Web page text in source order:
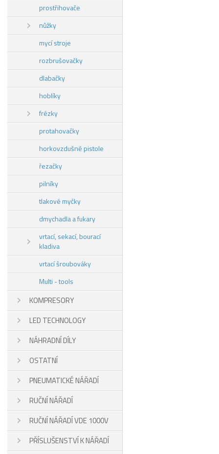
prostřihovače
nůžky
mycí stroje
rozbrušovačky
dlabačky
hoblíky
frézky
protahovačky
horkovzdušné pistole
řezačky
pilníky
tlakové myčky
dmychadla a fukary
vrtací, sekací, bourací
kladiva
vrtací šroubováky
Multi - tools
KOMPRESORY
LED TECHNOLOGY
NÁHRADNÍ DÍLY
OSTATNÍ
PNEUMATICKÉ NÁŘADÍ
RUČNÍ NÁŘADÍ
RUČNÍ NÁŘADÍ VDE 1000V
PŘÍSLUŠENSTVÍ K NÁŘADÍ